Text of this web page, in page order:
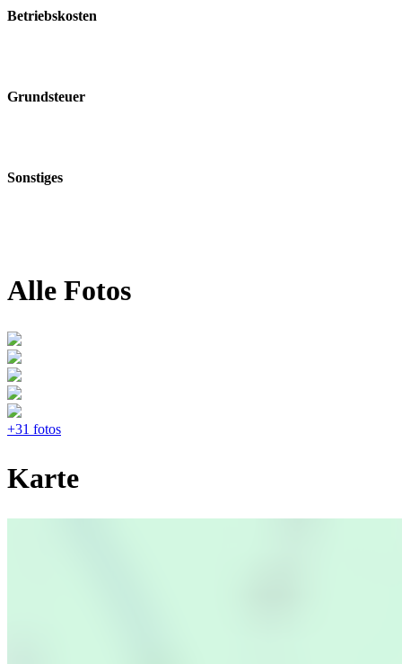
Betriebskosten
Grundsteuer
Sonstiges
Alle Fotos
+31 fotos
Karte